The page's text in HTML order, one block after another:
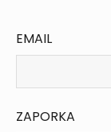
EMAIL
ZAPORKA